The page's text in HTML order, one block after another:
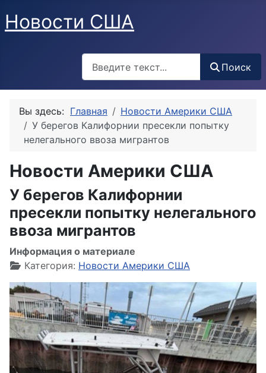
Новости США
Поиск
Вы здесь: Главная
Новости Америки США
У берегов Калифорнии пресекли попытку
нелегального ввоза мигрантов
Новости Америки США
У берегов Калифорнии
пресекли попытку нелегального
ввоза мигрантов
Информация о материале
Категория: Новости Америки США